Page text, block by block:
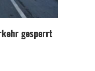
gesperrt